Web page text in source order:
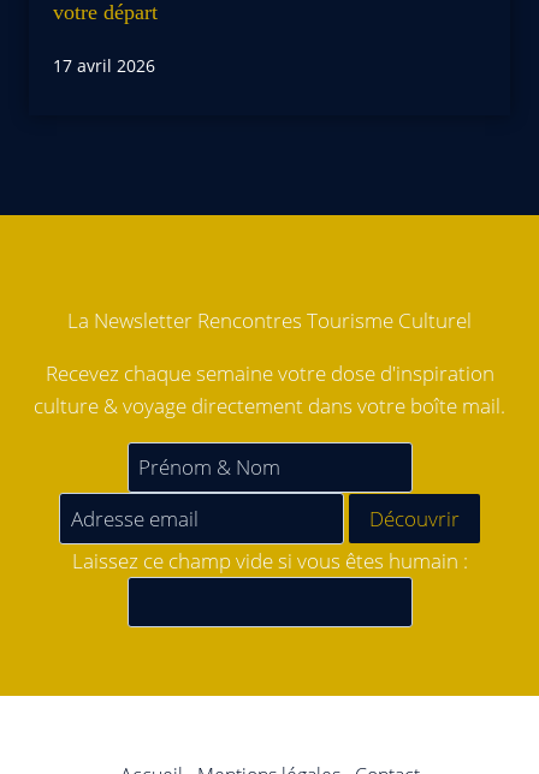
votre départ
17 avril 2026
La Newsletter Rencontres Tourisme Culturel
Recevez chaque semaine votre dose d'inspiration
culture & voyage directement dans votre boîte mail.
Laissez ce champ vide si vous êtes humain :